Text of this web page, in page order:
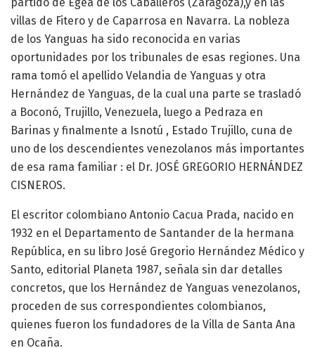
villas de Fitero y de Caparrosa en Navarra. La nobleza
de los Yanguas ha sido reconocida en varias
oportunidades por los tribunales de esas regiones. Una
rama tomó el apellido Velandia de Yanguas y otra
Hernández de Yanguas, de la cual una parte se trasladó
a Boconó, Trujillo, Venezuela, luego a Pedraza en
Barinas y finalmente a Isnotú , Estado Trujillo, cuna de
uno de los descendientes venezolanos más importantes
de esa rama familiar : el Dr. JOSÉ GREGORIO HERNÁNDEZ
CISNEROS.
El escritor colombiano Antonio Cacua Prada, nacido en
1932 en el Departamento de Santander de la hermana
República, en su libro José Gregorio Hernández Médico y
Santo, editorial Planeta 1987, señala sin dar detalles
concretos, que los Hernández de Yanguas venezolanos,
proceden de sus correspondientes colombianos,
quienes fueron los fundadores de la Villa de Santa Ana
en Ocaña.